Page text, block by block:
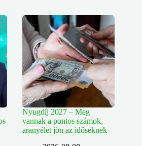
Nyugdíj 2027 – Meg
vannak a pontos számok,
aranyélet jön az időseknek